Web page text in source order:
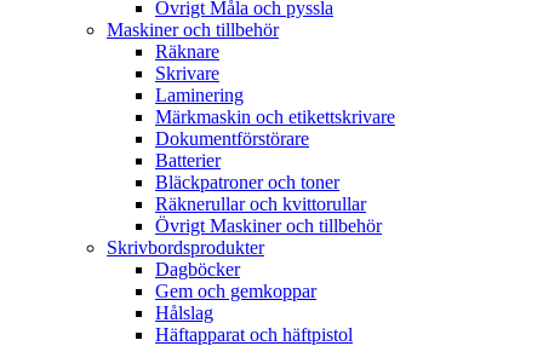
Övrigt Måla och pyssla
Maskiner och tillbehör
Räknare
Skrivare
Laminering
Märkmaskin och etikettskrivare
Dokumentförstörare
Batterier
Bläckpatroner och toner
Räknerullar och kvittorullar
Övrigt Maskiner och tillbehör
Skrivbordsprodukter
Dagböcker
Gem och gemkoppar
Hålslag
Häftapparat och häftpistol